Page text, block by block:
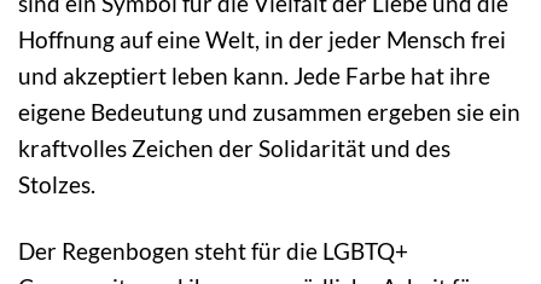
Hoffnung auf eine Welt, in der jeder Mensch frei
und akzeptiert leben kann. Jede Farbe hat ihre
eigene Bedeutung und zusammen ergeben sie ein
kraftvolles Zeichen der Solidarität und des
Stolzes.
Der Regenbogen steht für die LGBTQ+